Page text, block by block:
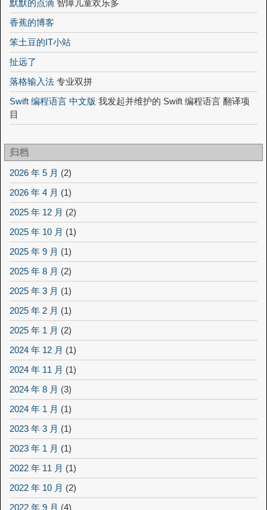
默默的点滴 智障儿童欢乐多
香蕉的博客
笨土豆的IT小站
扯远了
落格输入法 专业双拼
Swift 编程语言 中文版 我发起并维护的 Swift 编程语言 翻译项
目
归档
2026 年 5 月 (2)
2026 年 4 月 (1)
2025 年 12 月 (2)
2025 年 10 月 (1)
2025 年 9 月 (1)
2025 年 8 月 (2)
2025 年 3 月 (1)
2025 年 2 月 (1)
2025 年 1 月 (2)
2024 年 12 月 (1)
2024 年 11 月 (1)
2024 年 8 月 (3)
2024 年 1 月 (1)
2023 年 3 月 (1)
2023 年 1 月 (1)
2022 年 11 月 (1)
2022 年 10 月 (2)
2022 年 9 月 (4)